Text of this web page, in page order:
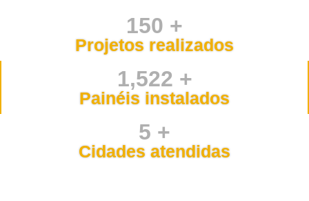
150 +
Projetos realizados
1,522 +
Painéis instalados
5 +
Cidades atendidas